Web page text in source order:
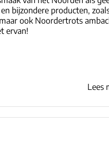
bijzondere producten,
ook Noordertrots
ervan!
Lees